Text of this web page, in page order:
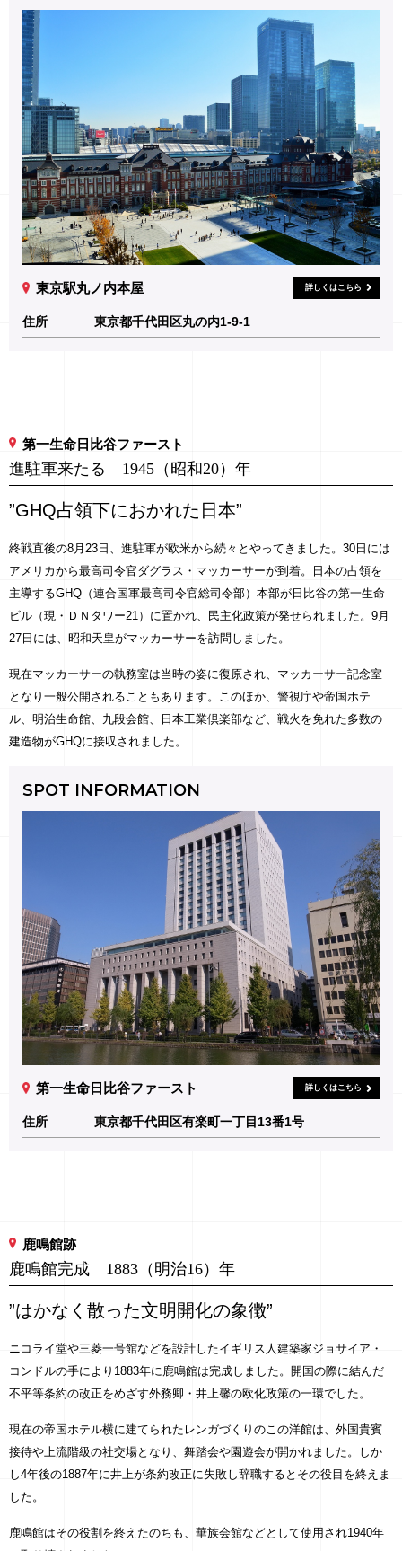
東京駅丸ノ内本屋 詳しくはこちら
住所 東京都千代田区丸の内1-9-1
第一生命日比谷ファースト
進駐軍来たる 1945（昭和20）年
”GHQ占領下におかれた日本”
終戦直後の8月23日、進駐軍が欧米から続々とやってきました。30日には
アメリカから最高司令官ダグラス・マッカーサーが到着。日本の占領を
主導するGHQ（連合国軍最高司令官総司令部）本部が日比谷の第一生命
ビル（現・ＤＮタワー21）に置かれ、民主化政策が発せられました。9月
27日には、昭和天皇がマッカーサーを訪問しました。
現在マッカーサーの執務室は当時の姿に復原され、マッカーサー記念室
となり一般公開されることもあります。このほか、警視庁や帝国ホテ
ル、明治生命館、九段会館、日本工業倶楽部など、戦火を免れた多数の
建造物がGHQに接収されました。
SPOT INFORMATION
第一生命日比谷ファースト 詳しくはこちら
住所 東京都千代田区有楽町一丁目13番1号
鹿鳴館跡
鹿鳴館完成 1883（明治16）年
”はかなく散った文明開化の象徴”
ニコライ堂や三菱一号館などを設計したイギリス人建築家ジョサイア・
コンドルの手により1883年に鹿鳴館は完成しました。開国の際に結んだ
不平等条約の改正をめざす外務卿・井上馨の欧化政策の一環でした。
現在の帝国ホテル横に建てられたレンガづくりのこの洋館は、外国貴賓
接待や上流階級の社交場となり、舞踏会や園遊会が開かれました。しか
し4年後の1887年に井上が条約改正に失敗し辞職するとその役目を終えま
した。
鹿鳴館はその役割を終えたのちも、華族会館などとして使用され1940年